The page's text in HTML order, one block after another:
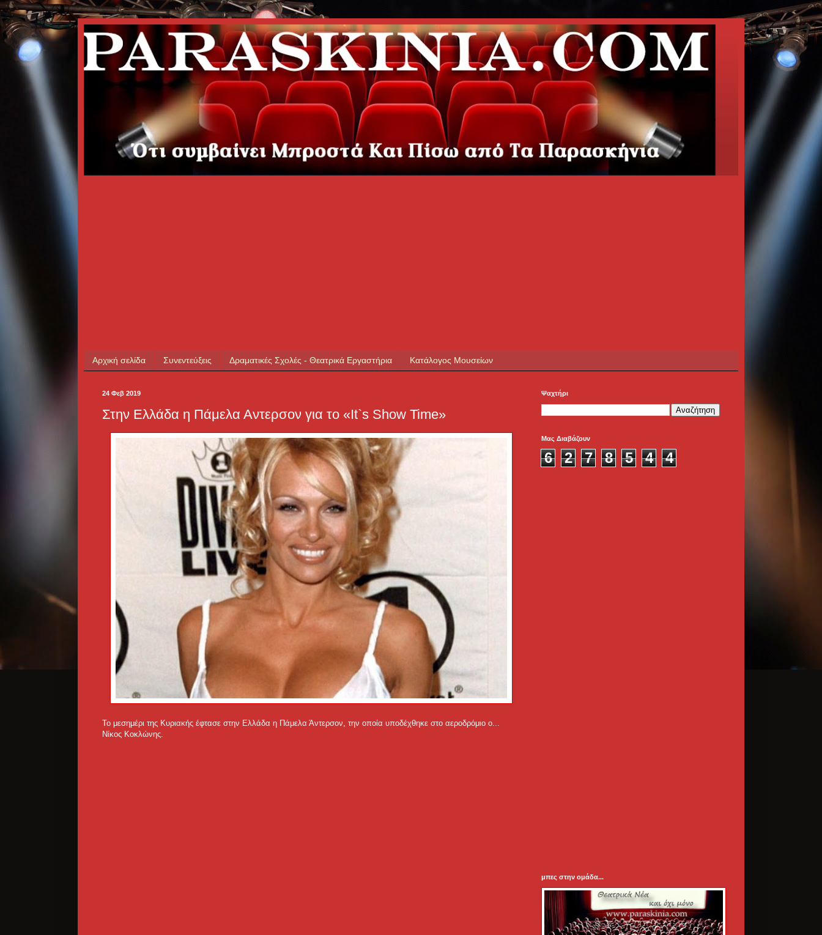
Αρχική σελίδα Συνεντεύξεις Δραματικές Σχολές - Θεατρικά Εργαστήρια Κατάλογος Μουσείων
24 Φεβ 2019
Στην Ελλάδα η Πάμελα Αντερσον για το «It`s Show Time»
Το μεσημέρι της Κυριακής έφτασε στην Ελλάδα η Πάμελα Άντερσον, την οποία υποδέχθηκε στο αεροδρόμιο ο...
Νίκος Κοκλώνης.
Ψαχτήρι
Μας Διαβάζουν
6 2 7 8 5 4 4
μπες στην ομάδα...